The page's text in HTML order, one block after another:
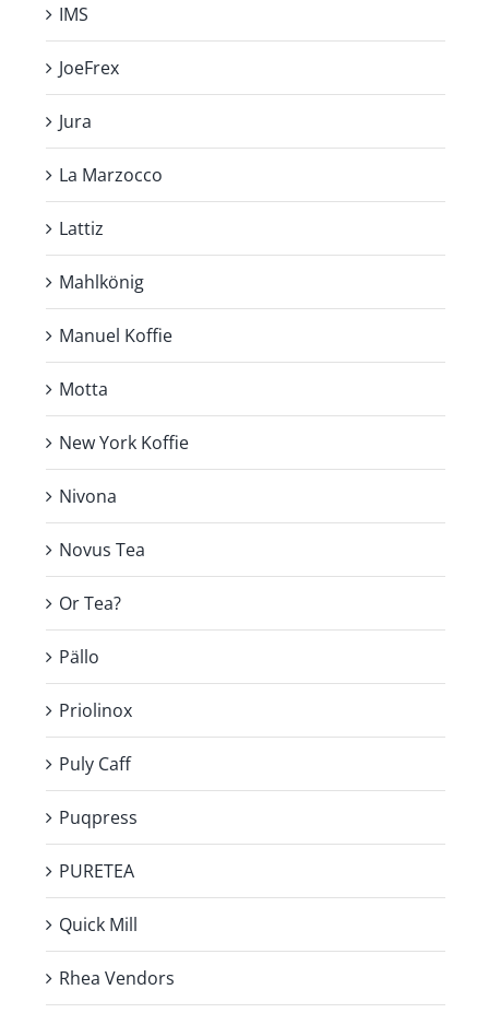
IMS
JoeFrex
Jura
La Marzocco
Lattiz
Mahlkönig
Manuel Koffie
Motta
New York Koffie
Nivona
Novus Tea
Or Tea?
Pällo
Priolinox
Puly Caff
Puqpress
PURETEA
Quick Mill
Rhea Vendors